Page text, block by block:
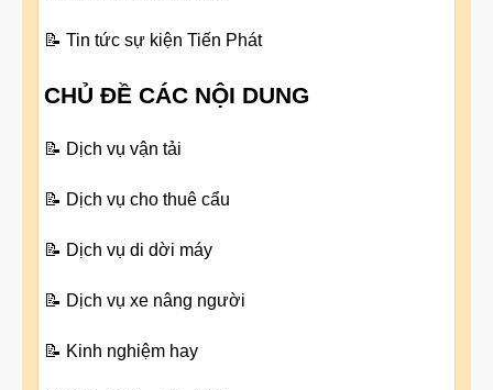
📝 Tin tức sự kiện Tiến Phát
CHỦ ĐỀ CÁC NỘI DUNG
📝 Dịch vụ vận tải
📝 Dịch vụ cho thuê cẩu
📝 Dịch vụ di dời máy
📝 Dịch vụ xe nâng người
📝 Kinh nghiệm hay